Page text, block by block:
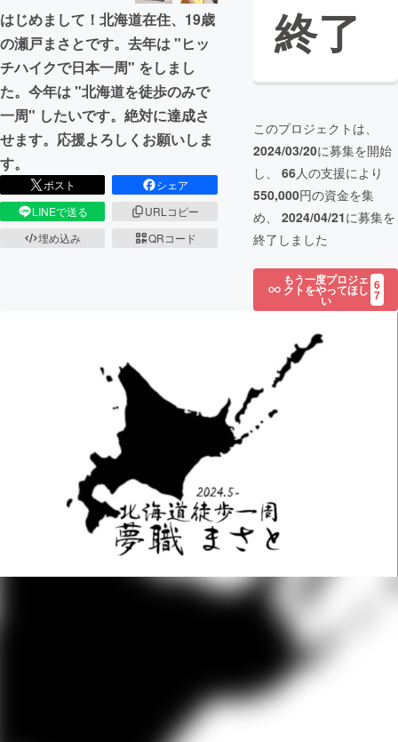
はじめまして！北海道在住、19歳
の瀬戸まさとです。去年は "ヒッ
チハイクで日本一周" をしまし
た。今年は "北海道を徒歩のみで
一周" したいです。絶対に達成さ
せます。応援よろしくお願いしま
す。
ポスト
シェア
LINEで送る
URLコピー
埋め込み
QRコード
終了
このプロジェクトは、
2024/03/20に募集を開始
し、 66人の支援により
550,000円の資金を集
め、 2024/04/21に募集を
終了しました
もう一度プロジェ
クトをやってほし
い
6
7